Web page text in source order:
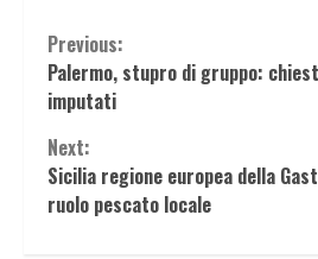
Continue
Reading
Previous:
Palermo, stupro di gruppo:
imputati
Next:
Sicilia regione europea della
ruolo pescato locale